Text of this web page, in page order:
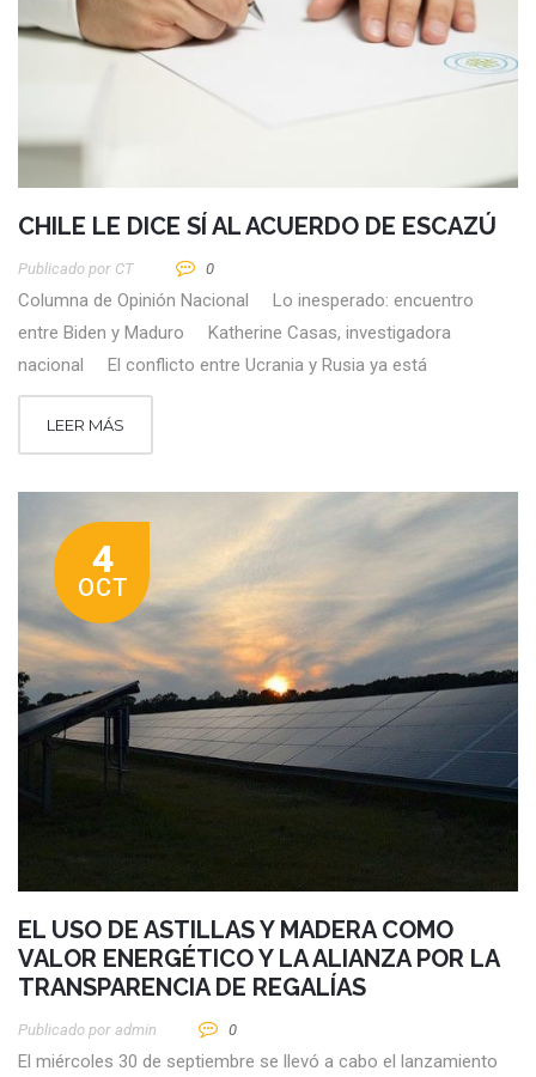
CHILE LE DICE SÍ AL ACUERDO DE ESCAZÚ
Publicado por CT 0
Columna de Opinión Nacional Lo inesperado: encuentro
entre Biden y Maduro Katherine Casas, investigadora
nacional El conflicto entre Ucrania y Rusia ya está
LEER MÁS
4
OCT
EL USO DE ASTILLAS Y MADERA COMO
VALOR ENERGÉTICO Y LA ALIANZA POR LA
TRANSPARENCIA DE REGALÍAS
Publicado por Admin 0
El miércoles 30 de septiembre se llevó a cabo el lanzamiento